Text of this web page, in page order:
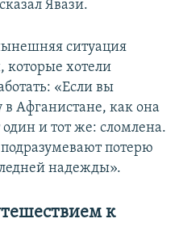
Явази.
ситуация
хотели
«Если вы
Афганистане, как она
один и тот же: сломлена.
потерю
надежды».
к